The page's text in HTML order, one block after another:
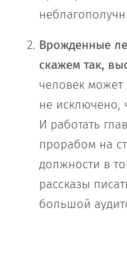
Врожденные
скажем так,
человек может
не исключено,
И работать
прорабом на
должности в
рассказы
большой